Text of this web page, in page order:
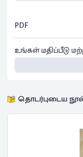
PDF
உங்கள் மதிப்பீடு
தொடர்புடைய